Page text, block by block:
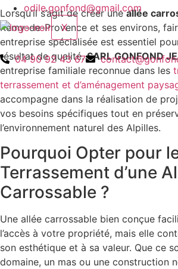
odile.gonfond@gmail.com
X
04 90 92 43 67
Lorsqu’il s’agit de créer uneallée
Rémy-de-Provence et ses environs,
entreprise spécialisée est essentiel
résultat de qualité.SARL GONFOND
entreprise familiale reconnue dans les
terrassement et d’aménagement
accompagne dans la réalisation de
vos besoins spécifiques tout en
l’environnement naturel des Alpilles.
Pourquoi Opter pour
Terrassement d’une
Carrossable ?
Une allée carrossable bien conçue
l’accès à votre propriété, mais elle
son esthétique et à sa valeur. Que ce
domaine, un mas ou une construction